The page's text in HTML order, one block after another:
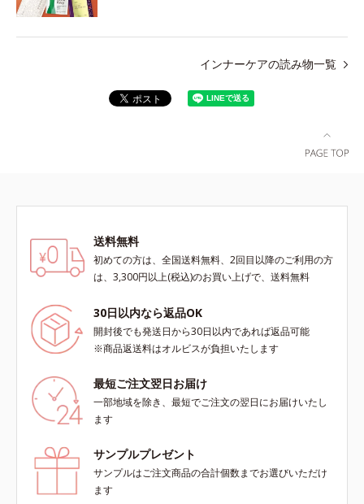
インナーケアの読み物一覧
送料無料
初めての方は、全国送料無料、2回目以降のご利用の方
は、3,300円以上(税込)のお買い上げで、送料無料
30日以内なら返品OK
開封後でも発送日から30日以内であれば返品可能
※商品返送料はオルビスが負担いたします
最短ご注文翌日お届け
一部地域を除き、最短でご注文の翌日にお届けいたし
ます
サンプルプレゼント
サンプルはご注文商品の合計個数までお選びいただけ
ます